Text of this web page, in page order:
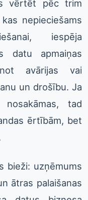
vērtēt pēc trim
nepieciešams
iespēja
datu apmaiņas
avārijas vai
un drošību. Ja
tad
ērtībām, bet
bieži: uzņēmums
ātras palaišanas